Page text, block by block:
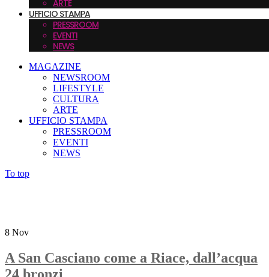
ARTE
UFFICIO STAMPA
PRESSROOM
EVENTI
NEWS
MAGAZINE
NEWSROOM
LIFESTYLE
CULTURA
ARTE
UFFICIO STAMPA
PRESSROOM
EVENTI
NEWS
To top
8 Nov
A San Casciano come a Riace, dall’acqua